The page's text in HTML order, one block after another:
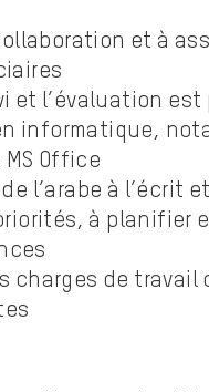
et à
et l’évaluation est
informatique,
Office
l’arabe à l’écrit
à planifier
charges de travail